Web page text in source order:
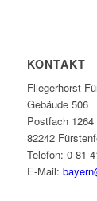
KONTAKT
Fliegerhorst
Gebäude 506
Postfach
82242
Telefon: 0 81
E-Mail: